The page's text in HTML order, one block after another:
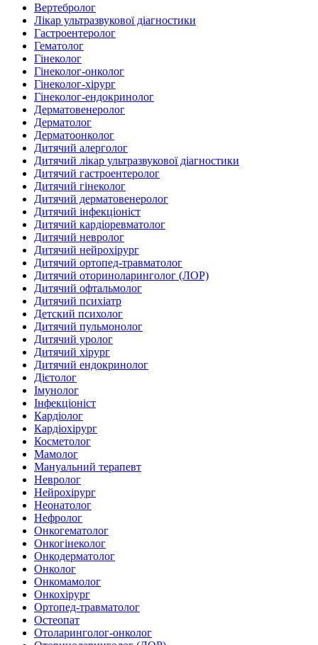
Вертебролог
Лікар ультразвукової діагностики
Гастроентеролог
Гематолог
Гінеколог
Гінеколог-онколог
Гінеколог-хірург
Гінеколог-ендокринолог
Дерматовенеролог
Дерматолог
Дерматоонколог
Дитячий алерголог
Дитячий лікар ультразвукової діагностики
Дитячий гастроентеролог
Дитячий гінеколог
Дитячий дерматовенеролог
Дитячий інфекціоніст
Дитячий кардіоревматолог
Дитячий невролог
Дитячий нейрохірург
Дитячий ортопед-травматолог
Дитячий оториноларинголог (ЛОР)
Дитячий офтальмолог
Дитячий психіатр
Детский психолог
Дитячий пульмонолог
Дитячий уролог
Дитячий хірург
Дитячий ендокринолог
Дієтолог
Імунолог
Інфекціоніст
Кардіолог
Кардіохірург
Косметолог
Мамолог
Мануальний терапевт
Невролог
Нейрохірург
Неонатолог
Нефролог
Онкогематолог
Онкогінеколог
Онкодерматолог
Онколог
Онкомамолог
Онкохірург
Ортопед-травматолог
Остеопат
Отоларинголог-онколог